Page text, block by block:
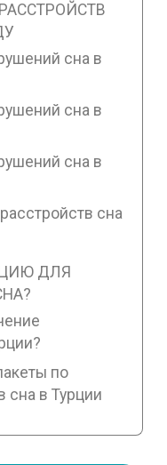
сна в
сна в
сна в
сна
ДЛЯ
по
сна в Турции